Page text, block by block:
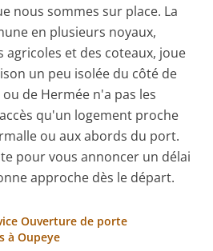
nous sommes sur place. La
en plusieurs noyaux,
agricoles et des coteaux, joue
un peu isolée du côté de
de Hermée n'a pas les
qu'un logement proche
ou aux abords du port.
pour vous annoncer un délai
approche dès le départ.
Ouverture de porte
à Oupeye